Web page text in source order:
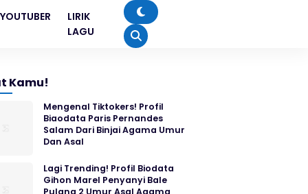
YOUTUBER
LIRIK
LAGU
Kamu!
Mengenal Tiktokers! Profil
Biaodata Paris Pernandes
Salam Dari Binjai Agama Umur
Dan Asal
Lagi Trending! Profil Biodata
Gihon Marel Penyanyi Bale
Pulang 2 Umur Asal Agama